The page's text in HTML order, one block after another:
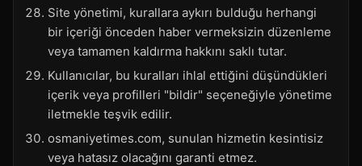
Site yönetimi, kurallara aykırı bulduğu herhangi
bir içeriği önceden haber vermeksizin düzenleme
veya tamamen kaldırma hakkını saklı tutar.
Kullanıcılar, bu kuralları ihlal ettiğini düşündükleri
içerik veya profilleri "bildir" seçeneğiyle yönetime
iletmekle teşvik edilir.
osmaniyetimes.com, sunulan hizmetin kesintisiz
veya hatasız olacağını garanti etmez.